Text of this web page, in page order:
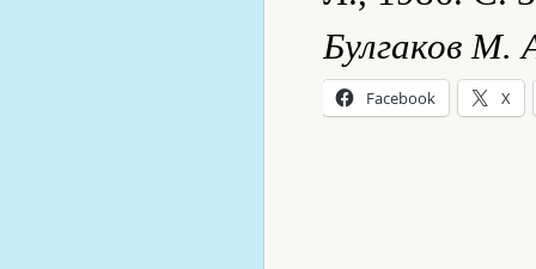
Булгаков М.
Facebook X